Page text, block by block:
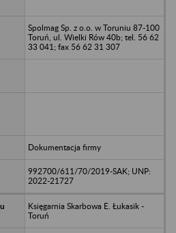
Spolmag Sp. z o.o. w Toruniu 87-100
Toruń, ul. Wielki Rów 40b; tel. 56 62
33 041; fax 56 62 31 307
Dokumentacja firmy
992700/611/70/2019-SAK; UNP:
2022-21727
Księgarnia Skarbowa E. Łukasik -
Toruń